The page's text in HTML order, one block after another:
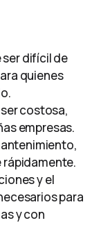
difícil de
quienes
costosa,
empresas.
rápidamente.
y el
para
y con